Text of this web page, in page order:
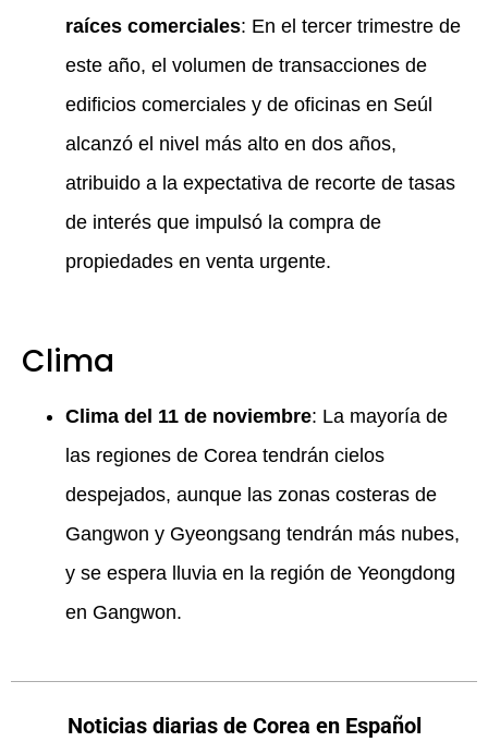
raíces comerciales: En el tercer trimestre de
este año, el volumen de transacciones de
edificios comerciales y de oficinas en Seúl
alcanzó el nivel más alto en dos años,
atribuido a la expectativa de recorte de tasas
de interés que impulsó la compra de
propiedades en venta urgente.
Clima
Clima del 11 de noviembre: La mayoría de
las regiones de Corea tendrán cielos
despejados, aunque las zonas costeras de
Gangwon y Gyeongsang tendrán más nubes,
y se espera lluvia en la región de Yeongdong
en Gangwon.
Noticias diarias de Corea en Español